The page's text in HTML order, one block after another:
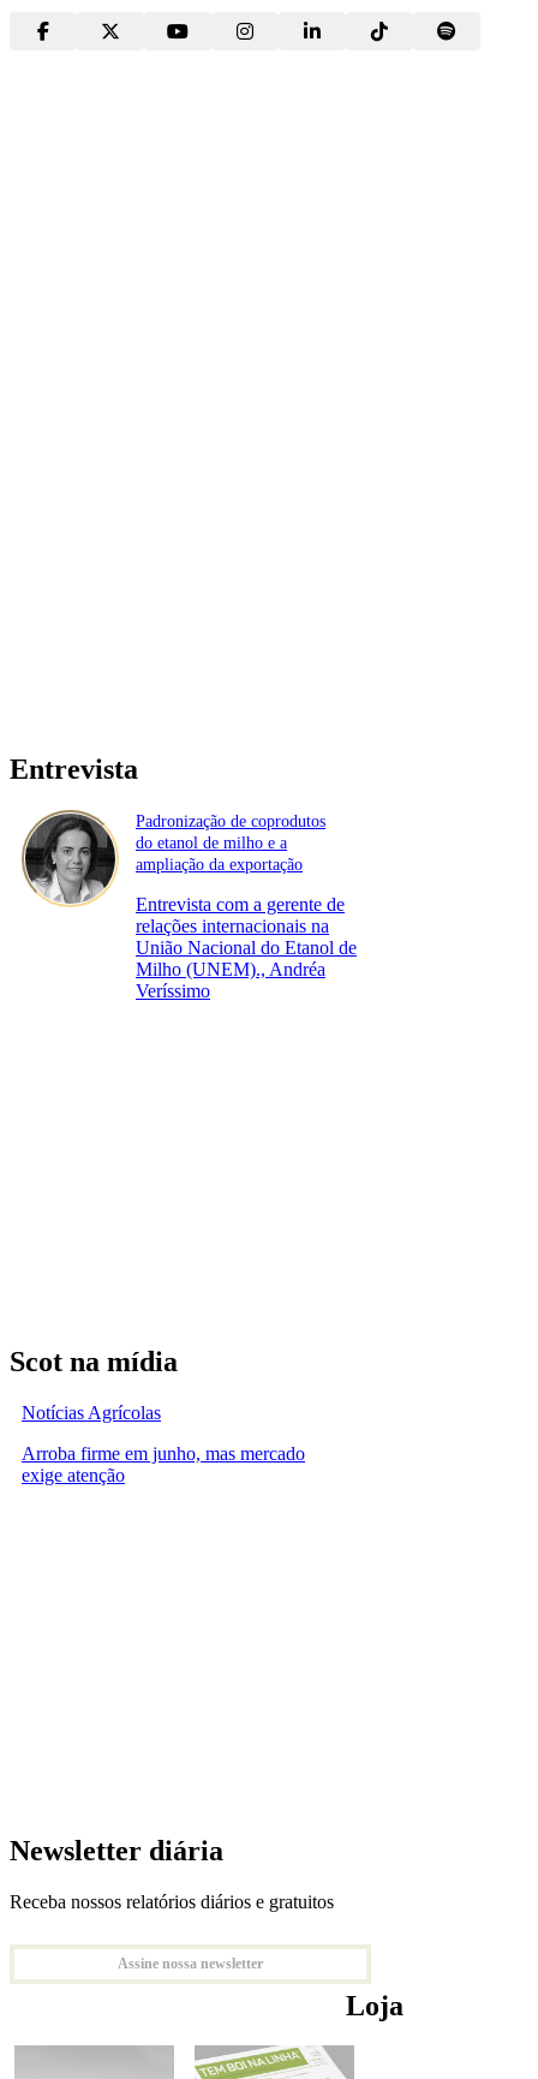
Entrevista
Padronização de coprodutos
do etanol de milho e a
ampliação da exportação
Entrevista com a gerente de
relações internacionais na
União Nacional do Etanol de
Milho (UNEM)., Andréa
Veríssimo
Scot na mídia
Notícias Agrícolas
Arroba firme em junho, mas mercado
exige atenção
Newsletter diária
Receba nossos relatórios diários e gratuitos
Assine nossa newsletter
Loja